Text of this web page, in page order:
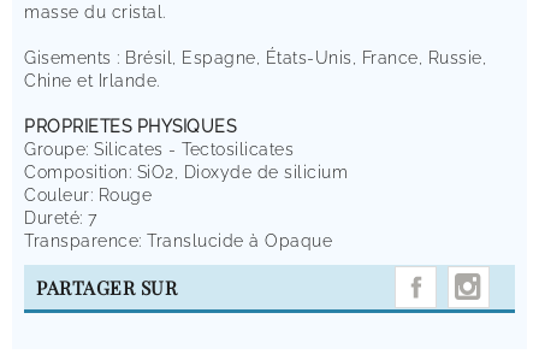
masse du cristal.
Gisements : Brésil, Espagne, États-Unis, France, Russie,
Chine et Irlande.
PROPRIETES PHYSIQUES
Groupe: Silicates - Tectosilicates
Composition: SiO2, Dioxyde de silicium
Couleur: Rouge
Dureté: 7
Transparence: Translucide à Opaque
PARTAGER SUR